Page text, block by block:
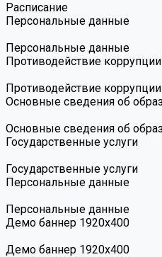
Расписание
Персональные данные
Персональные данные
Противодействие коррупции
Противодействие коррупции
Основные сведения об
Основные сведения об
Государственные услуги
Государственные услуги
Персональные данные
Персональные данные
Демо баннер 1920х400
Демо баннер 1920х400